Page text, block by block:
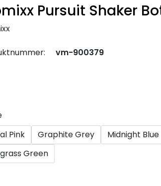
Pursuit Shaker
vm-900379
Pink
Graphite Grey Midnight Blue
Green